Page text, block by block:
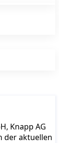
Knapp AG
der aktuellen